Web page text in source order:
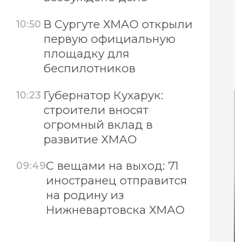
10:50 В Сургуте ХМАО открыли
первую официальную
площадку для
беспилотников
10:23 Губернатор Кухарук:
строители вносят
огромный вклад в
развитие ХМАО
09:49С вещами на выход: 71
иностранец отправится
на родину из
Нижневартовска ХМАО